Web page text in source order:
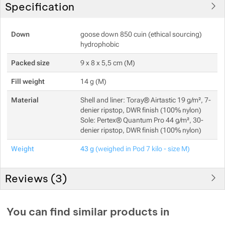
Specification
Down
goose down 850 cuin (ethical sourcing)
hydrophobic
Packed size 9 x 8 x 5,5 cm (M)
Fill weight 14 g (M)
Material
Shell and liner: Toray® Airtastic 19 g/m², 7-
denier ripstop, DWR finish (100% nylon)
Sole: Pertex® Quantum Pro 44 g/m², 30-
denier ripstop, DWR finish (100% nylon)
Weight 43 g(weighed in Pod 7 kilo - size M)
Reviews (3)
You can find similar products in
Show more
Show more